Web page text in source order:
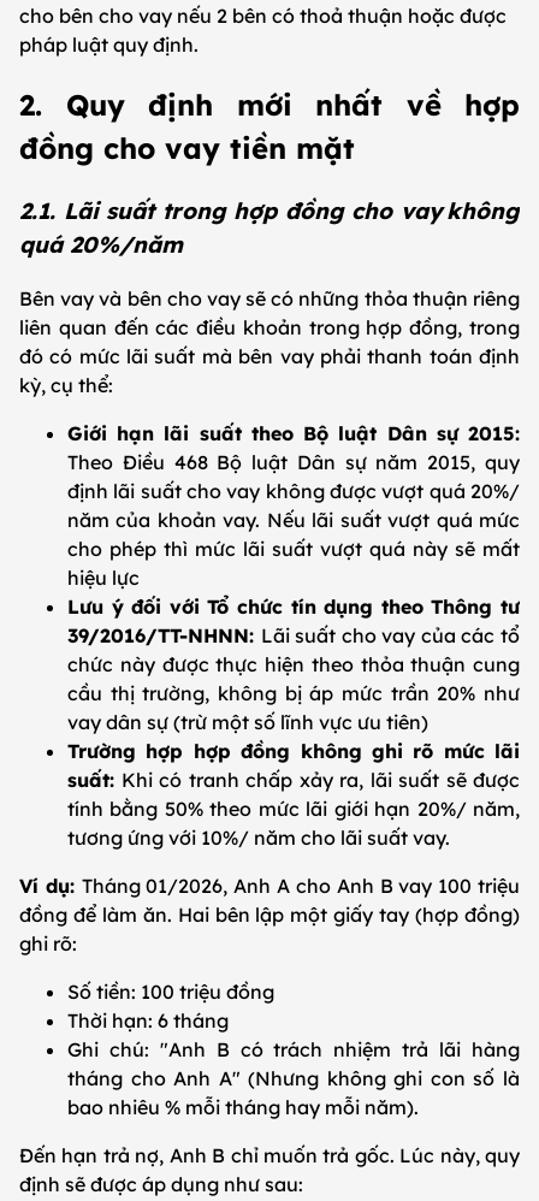
cho bên cho vay nếu 2 bên có thoả thuận hoặc được
pháp luật quy định.
2. Quy định mới nhất về hợp
đồng cho vay tiền mặt
2.1. Lãi suất trong hợp đồng cho vay không
quá 20%/năm
Bên vay và bên cho vay sẽ có những thỏa thuận riêng
liên quan đến các điều khoản trong hợp đồng, trong
đó có mức lãi suất mà bên vay phải thanh toán định
kỳ, cụ thể:
Giới hạn lãi suất theo Bộ luật Dân sự 2015:
Theo Điều 468 Bộ luật Dân sự năm 2015, quy
định lãi suất cho vay không được vượt quá 20%/
năm của khoản vay. Nếu lãi suất vượt quá mức
cho phép thì mức lãi suất vượt quá này sẽ mất
hiệu lực
Lưu ý đối với Tổ chức tín dụng theo Thông tư
39/2016/TT-NHNN: Lãi suất cho vay của các tổ
chức này được thực hiện theo thỏa thuận cung
cầu thị trường, không bị áp mức trần 20% như
vay dân sự (trừ một số lĩnh vực ưu tiên)
Trường hợp hợp đồng không ghi rõ mức lãi
suất: Khi có tranh chấp xảy ra, lãi suất sẽ được
tính bằng 50% theo mức lãi giới hạn 20%/ năm,
tương ứng với 10%/ năm cho lãi suất vay.
Ví dụ: Tháng 01/2026, Anh A cho Anh B vay 100 triệu
đồng để làm ăn. Hai bên lập một giấy tay (hợp đồng)
ghi rõ:
Số tiền: 100 triệu đồng
Thời hạn: 6 tháng
Ghi chú: "Anh B có trách nhiệm trả lãi hàng
tháng cho Anh A" (Nhưng không ghi con số là
bao nhiêu % mỗi tháng hay mỗi năm).
Đến hạn trả nợ, Anh B chỉ muốn trả gốc. Lúc này, quy
định sẽ được áp dụng như sau: